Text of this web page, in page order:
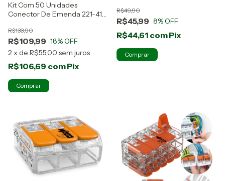
Kit Com 50 Unidades
Conector De Emenda 221-412
R$109,99
R$133,90
18% OFF
2x de R$55,00 sem juros
R$106,69 comPix
R$45,99
R$49,90
8% OFF
R$44,61 comPix